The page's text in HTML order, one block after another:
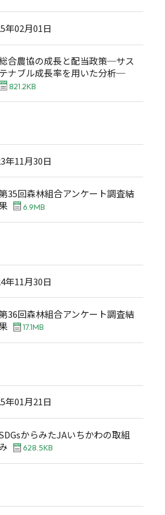
年02月01日
合農協の成長と配当政策─サス
テナブル成長率を用いた分析─
821.2KB
年11月30日
35回森林組合アンケート調査結
6.9MB
年11月30日
36回森林組合アンケート調査結
17.1MB
年01月21日
からみたJAいちかわの取組
み
628.5KB